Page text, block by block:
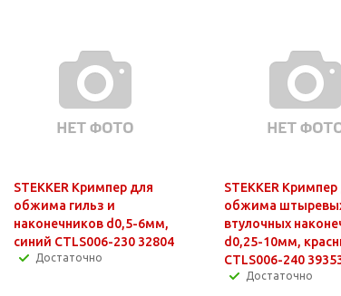
STEKKER Кримпер для
обжима гильз и
наконечников d0,5-6мм,
синий CTLS006-230 32804
Достаточно
STEKKER Кримпер
обжима
втулочных
d0,25-10мм,
CTLS006-240
Достаточно